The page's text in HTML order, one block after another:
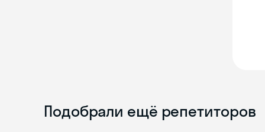
Подобрали ещё репетиторов